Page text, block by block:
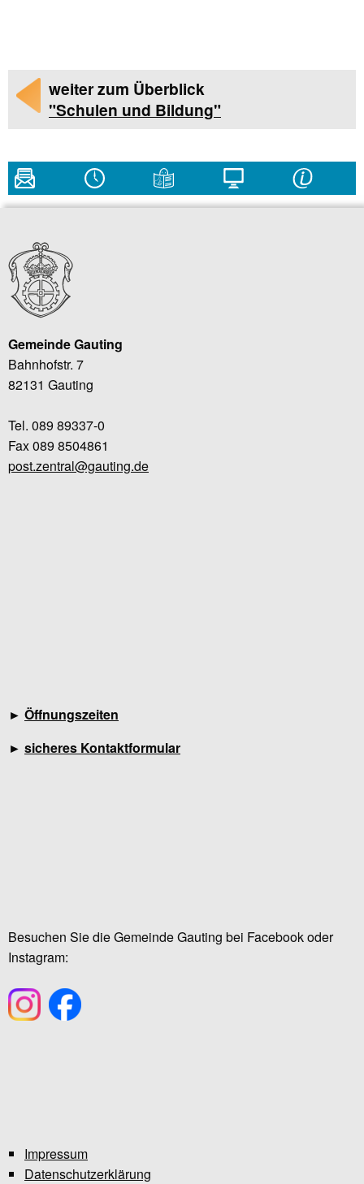
weiter zum Überblick
"Schulen und Bildung"
Gemeinde Gauting
Bahnhofstr. 7
82131 Gauting
Tel. 089 89337-0
Fax 089 8504861
post.zentral@gauting.de
► Öffnungszeiten
► sicheres Kontaktformular
Besuchen Sie die Gemeinde Gauting bei Facebook oder
Instagram:
Impressum
Datenschutzerklärung